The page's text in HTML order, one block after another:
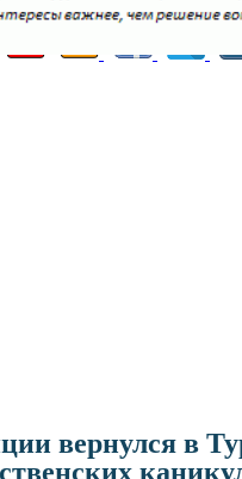
вернулся в